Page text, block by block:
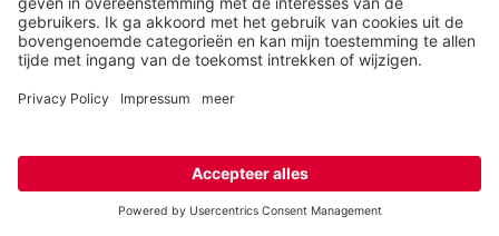
Epilepsy Safe Mode